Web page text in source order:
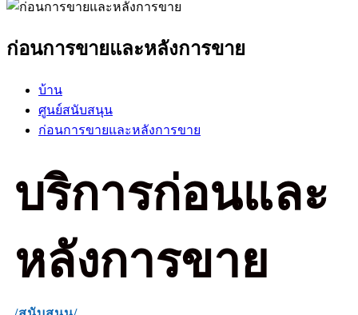
ก่อนการขายและหลังการขาย
บ้าน
ศูนย์สนับสนุน
ก่อนการขายและหลังการขาย
บริการก่อนและ
หลังการขาย